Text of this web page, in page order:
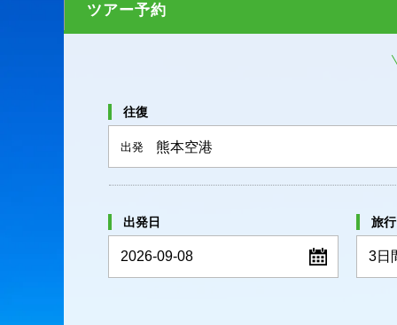
ツアー予約
出発日
2026-09-08
旅
往復
出発 熊本空港